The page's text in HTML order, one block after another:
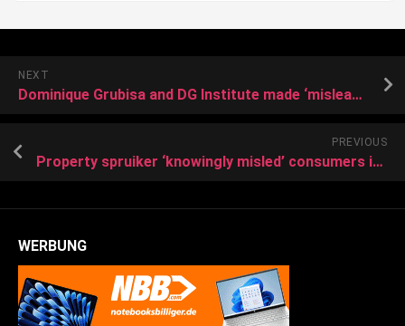
NEXT
Dominique Grubisa and DG Institute made ‘misleading representations’ to students in wealth seminars: ACCC
PREVIOUS
Property spruiker ‘knowingly misled’ consumers in wealth scheme
WERBUNG